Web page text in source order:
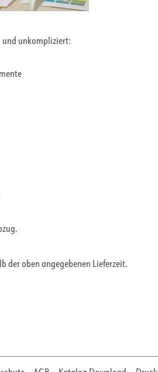
und unkompliziert:
der oben angegebenen Lieferzeit.